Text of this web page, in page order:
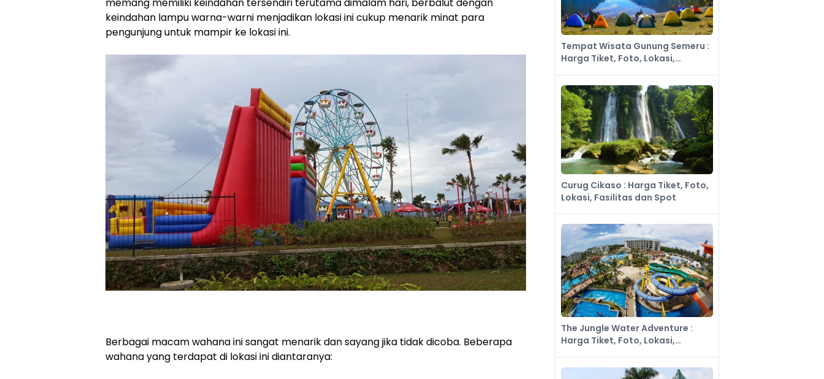
keindahan lampu warna-warni menjadikan lokasi ini cukup menarik minat para
pengunjung untuk mampir ke lokasi ini.
Berbagai macam wahana ini sangat menarik dan sayang jika tidak dicoba. Beberapa
wahana yang terdapat di lokasi ini diantaranya:
Tempat Wisata Gunung Semeru :
Harga Tiket, Foto, Lokasi,
Curug Cikaso : Harga Tiket, Foto,
Lokasi, Fasilitas dan Spot
The Jungle Water Adventure :
Harga Tiket, Foto, Lokasi,